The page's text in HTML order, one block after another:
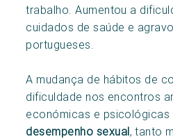
trabalho. Aumentou a
cuidados de saúde e
portugueses.
A mudança de hábitos de
dificuldade nos encontros
económicas e psicológicas
desempenho sexual, tanto